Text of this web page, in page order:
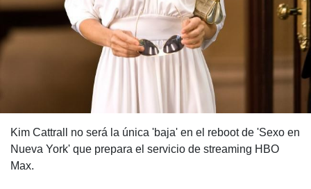
Kim Cattrall no será la única 'baja' en el reboot de 'Sexo en
Nueva York' que prepara el servicio de streaming HBO
Max.